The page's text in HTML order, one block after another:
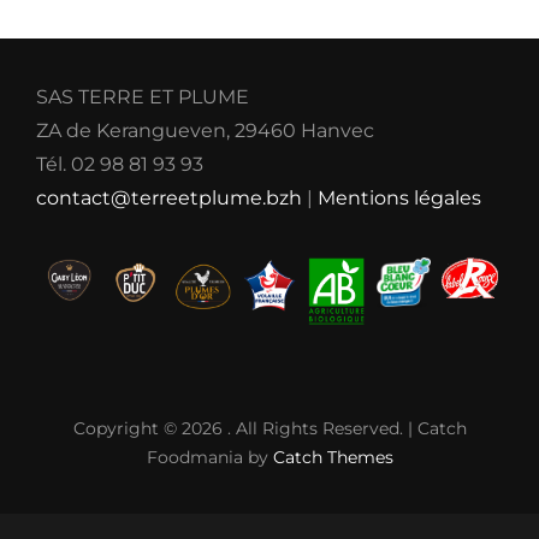
SAS TERRE ET PLUME
ZA de Kerangueven, 29460 Hanvec
Tél. 02 98 81 93 93
contact@terreetplume.bzh | Mentions légales
Copyright © 2026 . All Rights Reserved. | Catch
Foodmania by Catch Themes